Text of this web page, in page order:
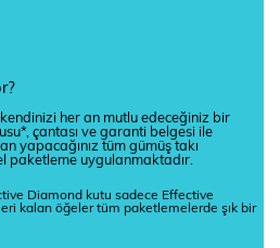
her an mutlu edeceğiniz bir
çantası ve garanti belgesi ile
yapacağınız tüm gümüş takı
paketleme uygulanmaktadır.
Diamond kutu sadece Effective
kalan öğeler tüm paketlemelerde şık bir